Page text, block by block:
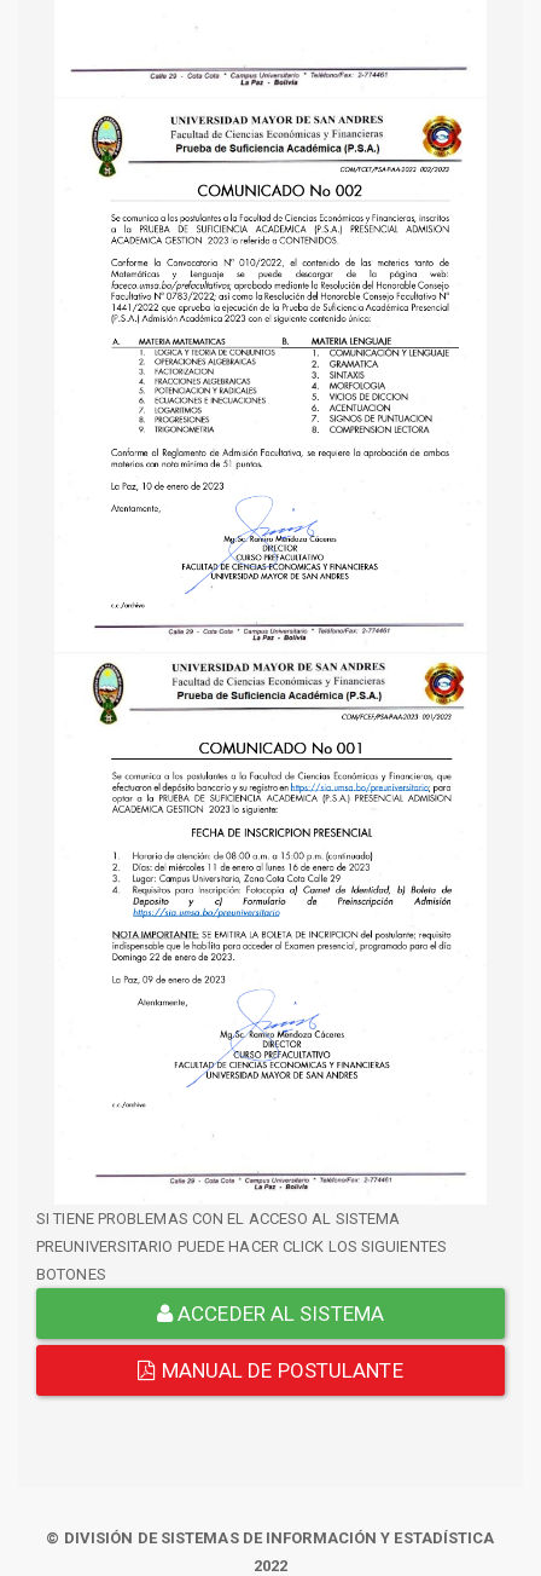
SI TIENE PROBLEMAS CON EL ACCESO AL SISTEMA
PREUNIVERSITARIO PUEDE HACER CLICK LOS SIGUIENTES
BOTONES
ACCEDER AL SISTEMA
MANUAL DE POSTULANTE
© DIVISIÓN DE SISTEMAS DE INFORMACIÓN Y ESTADÍSTICA
2022